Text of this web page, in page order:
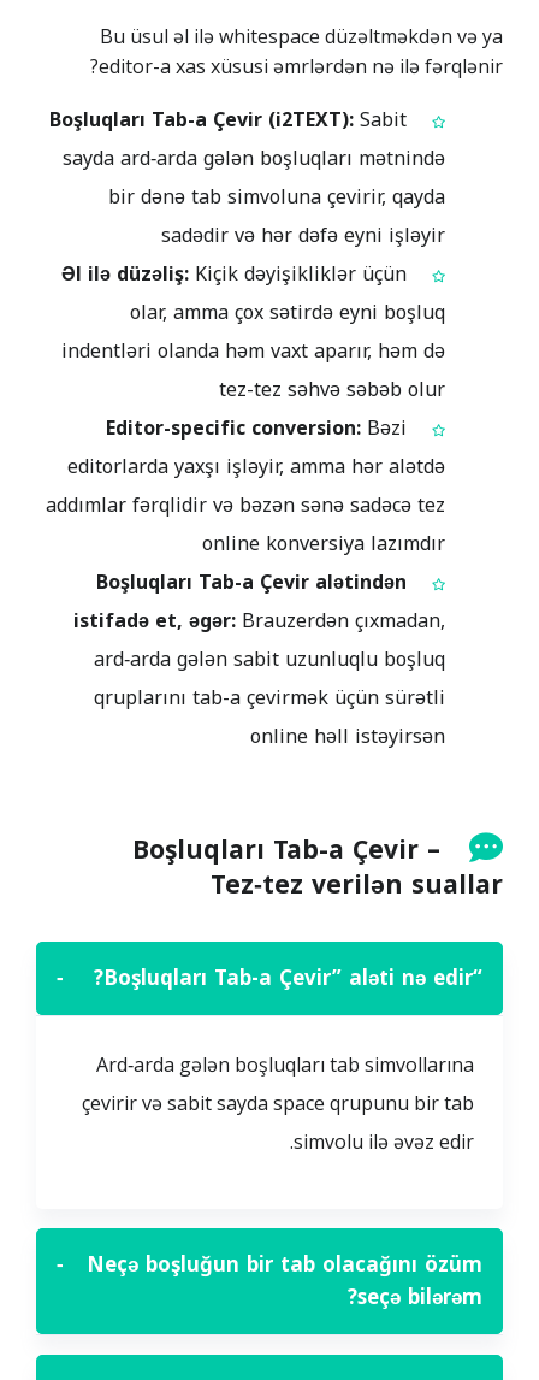
Bu üsul əl ilə whitespace düzəltməkdən və ya
editor-a xas xüsusi əmrlərdən nə ilə fərqlənir?
Boşluqları Tab-a Çevir (i2TEXT):Sabit
sayda ard‑arda gələn boşluqları mətnində
bir dənə tab simvoluna çevirir, qayda
sadədir və hər dəfə eyni işləyir
Əl ilə düzəliş:Kiçik dəyişikliklər üçün
olar, amma çox sətirdə eyni boşluq
indentləri olanda həm vaxt aparır, həm də
tez-tez səhvə səbəb olur
Editor-specific conversion:Bəzi
editorlarda yaxşı işləyir, amma hər alətdə
addımlar fərqlidir və bəzən sənə sadəcə tez
online konversiya lazımdır
Boşluqları Tab-a Çevir alətindən
istifadə et, əgər:Brauzerdən çıxmadan,
ard‑arda gələn sabit uzunluqlu boşluq
qruplarını tab-a çevirmək üçün sürətli
online həll istəyirsən
Boşluqları Tab-a Çevir –
Tez‑tez verilən suallar
“Boşluqları Tab-a Çevir” aləti nə edir?
−
Ard‑arda gələn boşluqları tab simvollarına
çevirir və sabit sayda space qrupunu bir tab
simvolu ilə əvəz edir.
Neçə boşluğun bir tab olacağını özüm
seçə bilərəm?
−